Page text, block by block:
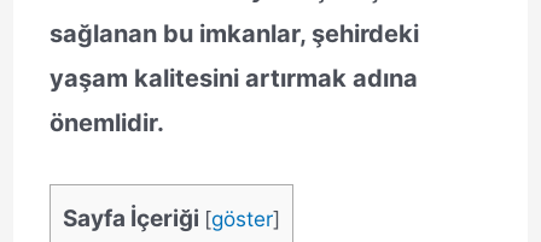
sağlanan bu imkanlar, şehirdeki
yaşam kalitesini artırmak adına
önemlidir.
Sayfa İçeriği [göster]